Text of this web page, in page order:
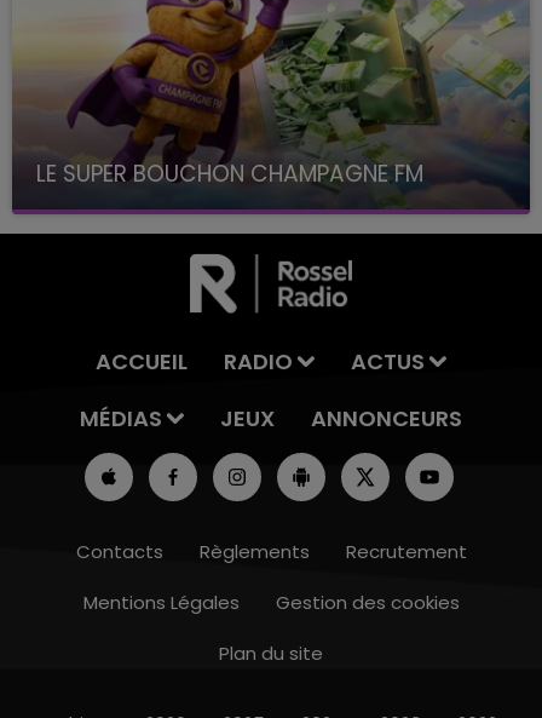
LE SUPER BOUCHON CHAMPAGNE FM
avec La Famille Champagne FM, à 8H10
ACCUEIL RADIO
ACTUS
MÉDIAS
JEUX ANNONCEURS
Contacts Règlements
Recrutement
Mentions Légales
Gestion des cookies
Plan du site